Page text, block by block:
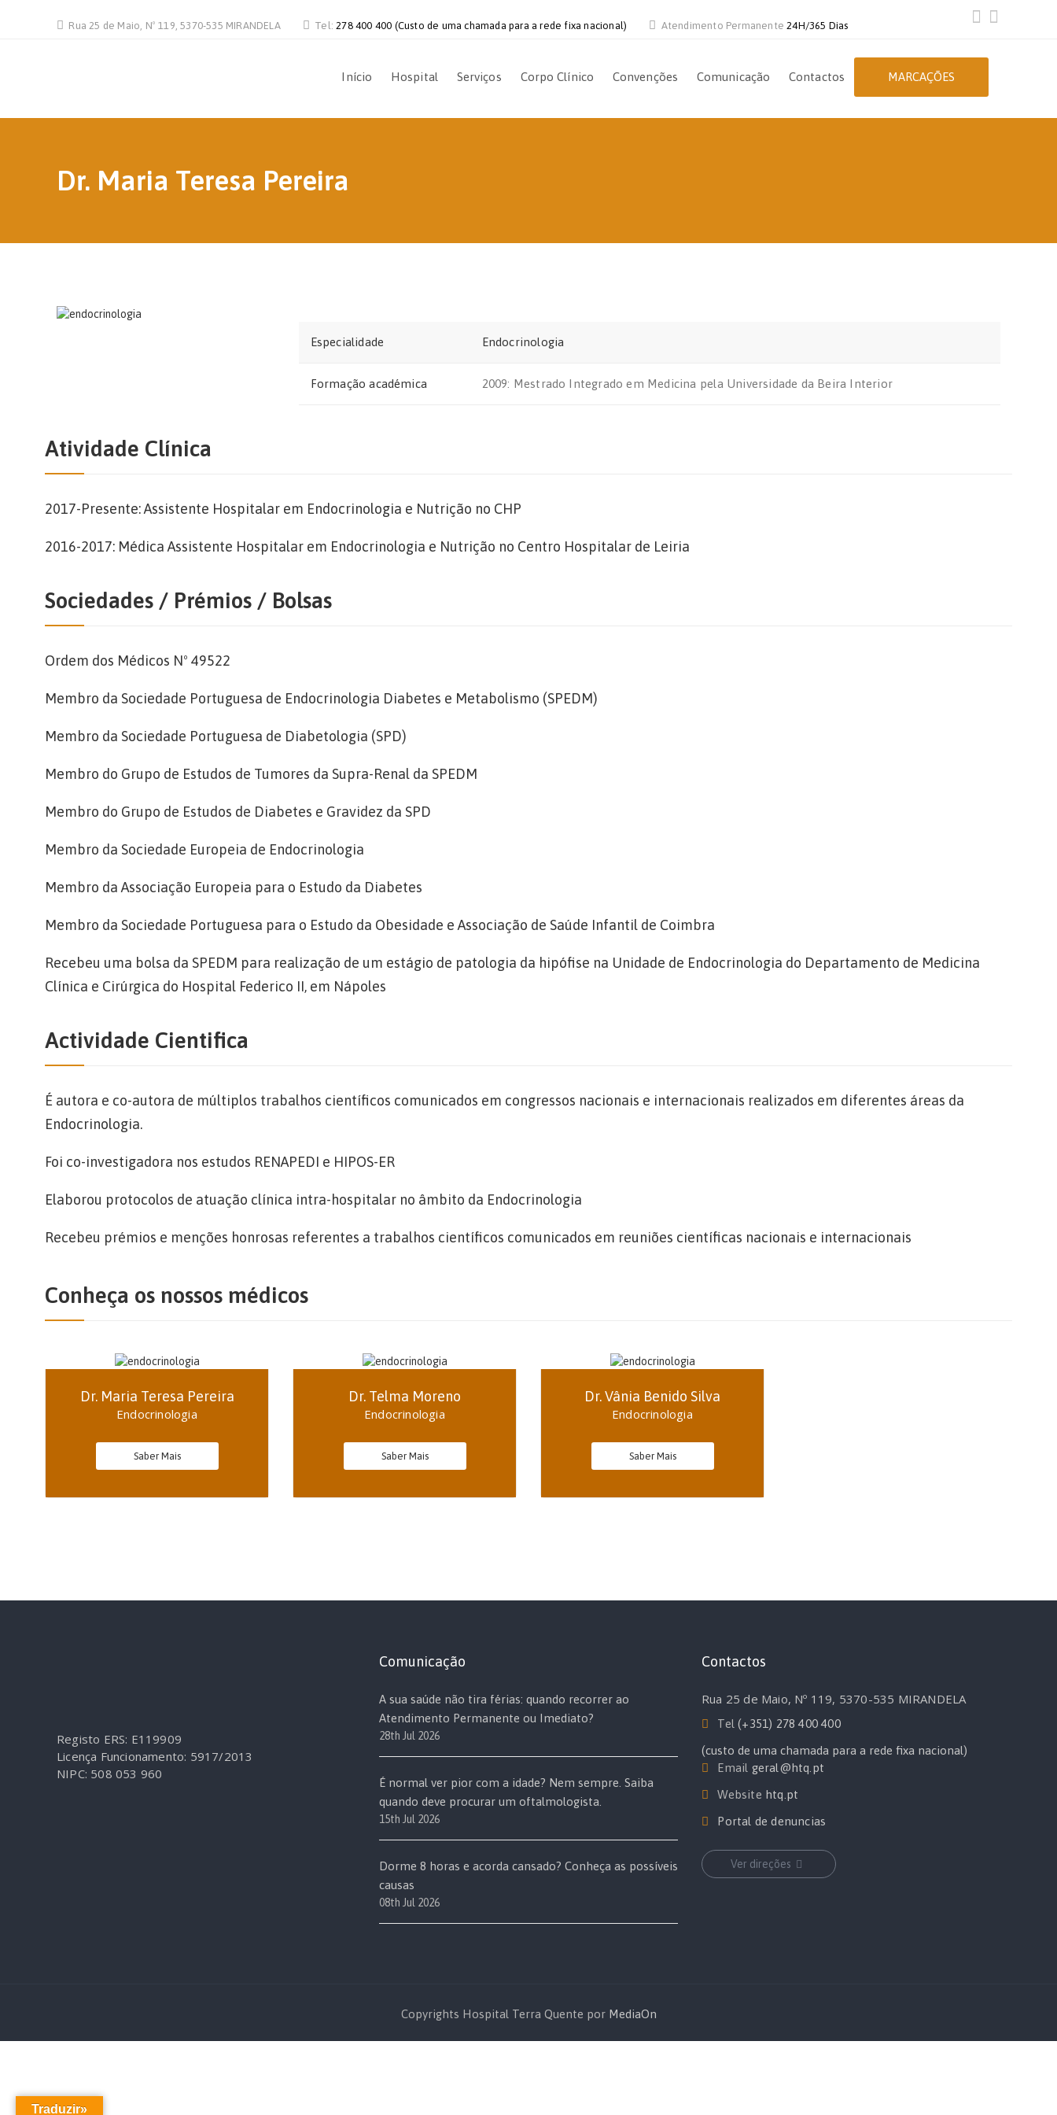
Rua 25 de Maio, Nº 119, 5370-535 MIRANDELA Tel:278 400 400 (Custo de uma chamada para a rede fixa nacional) Atendimento Permanente24H/365 Dias
Início Hospital Serviços Corpo Clínico Convenções Comunicação Contactos MARCAÇÕES
Dr. Maria Teresa Pereira
Especialidade Endocrinologia
Formação académica 2009: Mestrado Integrado em Medicina pela Universidade da Beira Interior
Atividade Clínica
2017-Presente: Assistente Hospitalar em Endocrinologia e Nutrição no CHP
2016-2017: Médica Assistente Hospitalar em Endocrinologia e Nutrição no Centro Hospitalar de Leiria
Sociedades / Prémios / Bolsas
Ordem dos Médicos Nº 49522
Membro da Sociedade Portuguesa de Endocrinologia Diabetes e Metabolismo (SPEDM)
Membro da Sociedade Portuguesa de Diabetologia (SPD)
Membro do Grupo de Estudos de Tumores da Supra-Renal da SPEDM
Membro do Grupo de Estudos de Diabetes e Gravidez da SPD
Membro da Sociedade Europeia de Endocrinologia
Membro da Associação Europeia para o Estudo da Diabetes
Membro da Sociedade Portuguesa para o Estudo da Obesidade e Associação de Saúde Infantil de Coimbra
Recebeu uma bolsa da SPEDM para realização de um estágio de patologia da hipófise na Unidade de Endocrinologia do Departamento de Medicina
Clínica e Cirúrgica do Hospital Federico II, em Nápoles
Actividade Cientifica
É autora e co-autora de múltiplos trabalhos científicos comunicados em congressos nacionais e internacionais realizados em diferentes áreas da
Endocrinologia.
Foi co-investigadora nos estudos RENAPEDI e HIPOS-ER
Elaborou protocolos de atuação clínica intra-hospitalar no âmbito da Endocrinologia
Recebeu prémios e menções honrosas referentes a trabalhos científicos comunicados em reuniões científicas nacionais e internacionais
Conheça os nossos médicos
Dr. Maria Teresa Pereira
Endocrinologia
Saber Mais
Dr. Telma Moreno
Endocrinologia
Saber Mais
Dr. Vânia Benido Silva
Endocrinologia
Saber Mais
Registo ERS: E119909
Licença Funcionamento: 5917/2013
NIPC: 508 053 960
Comunicação
A sua saúde não tira férias: quando recorrer ao
Atendimento Permanente ou Imediato?
28th Jul 2026
É normal ver pior com a idade? Nem sempre. Saiba
quando deve procurar um oftalmologista.
15th Jul 2026
Dorme 8 horas e acorda cansado? Conheça as possíveis
causas
08th Jul 2026
Contactos
Rua 25 de Maio, Nº 119, 5370-535 MIRANDELA
Tel(+351) 278 400 400
(custo de uma chamada para a rede fixa nacional)
Email geral@htq.pt
Website htq.pt
Portal de denuncias
Ver direções
Copyrights Hospital Terra Quente por MediaOn
Traduzir»